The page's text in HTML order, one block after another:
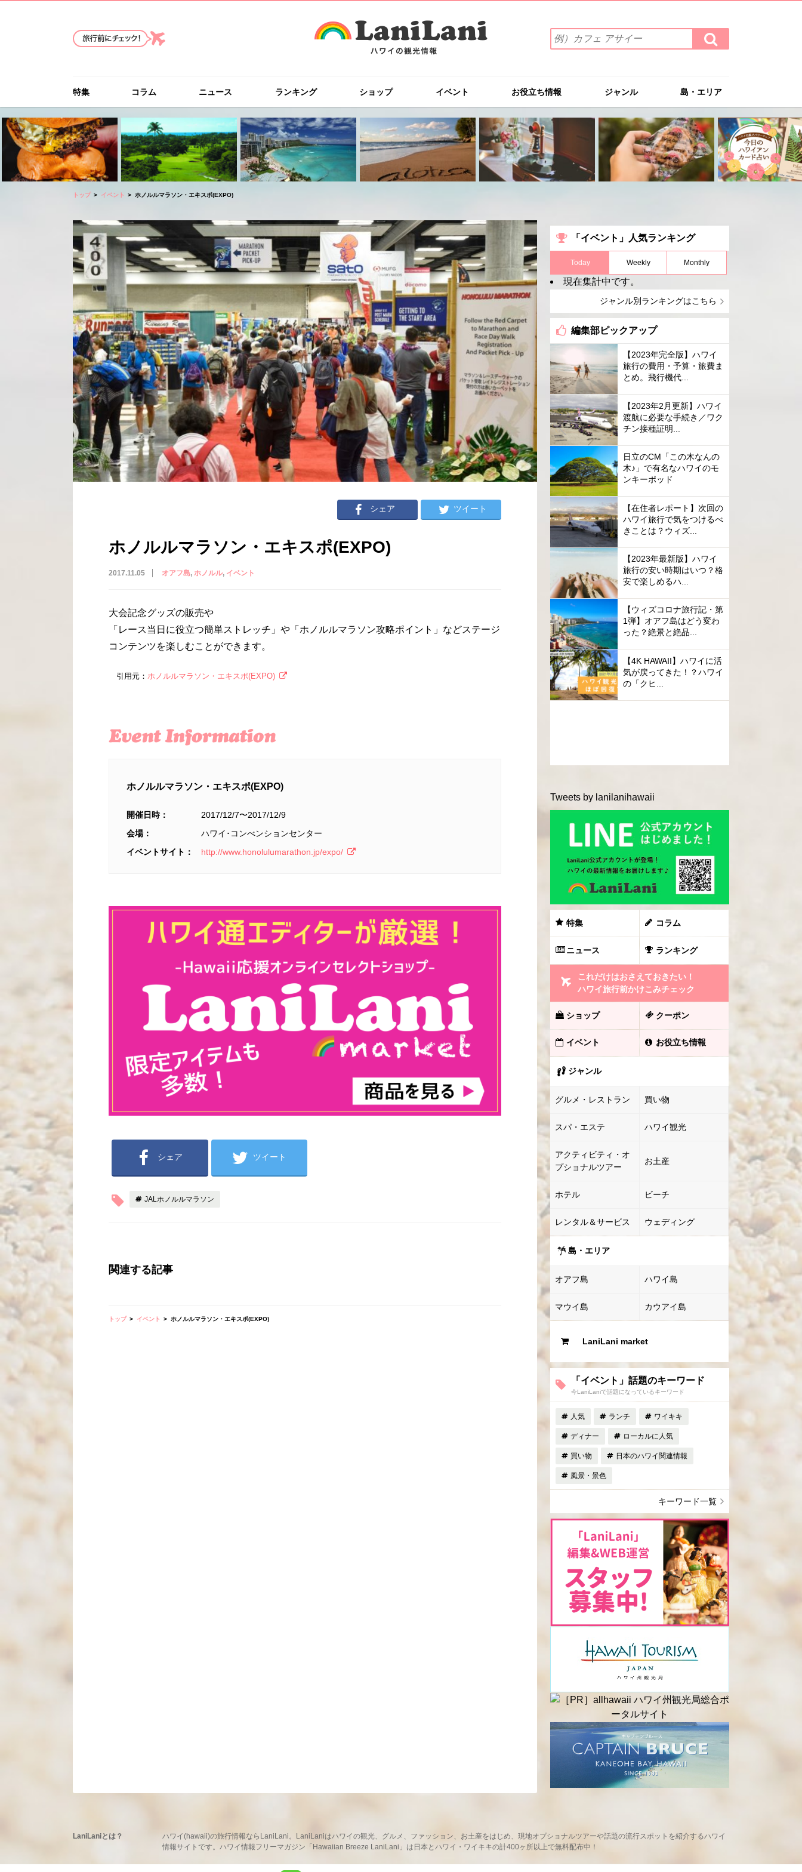
索
ワ
を
入
力
(例）
カ
フ
ェ
イ
ー
検
索
す
特集 コラム ニュース ランキング ショップ イベント お役立ち情報 ジャンル 島・エリア
トップ イベント ホノルルマラソン・エキスポ(EXPO)
シェア ツイート
ホノルルマラソン・エキスポ(EXPO)
2017.11.05 オアフ島 ホノルル イベント
大会記念グッズの販売や
「レース当日に役立つ簡単ストレッチ」や「ホノルルマラソン攻略ポイント」などステージ
コンテンツを楽しむことができます。
引用元： ホノルルマラソン・エキスポ(EXPO)
ホノルルマラソン・エキスポ(EXPO)
開催日時：
2017/12/7〜2017/12/9
会場：
ハワイ･コンべンションセンター
イベントサイト：
http://www.honolulumarathon.jp/expo/
シェア ツイート
JALホノルルマラソン
関連する記事
トップ イベント ホノルルマラソン・エキスポ(EXPO)
「イベント」人気ランキング
Today Weekly Monthly
現在集計中です。
ジャンル別ランキングはこちら
編集部ピックアップ
【2023年完全版】ハワイ
旅行の費用・予算・旅費ま
とめ。飛行機代...
【2023年2月更新】ハワイ
渡航に必要な手続き／ワク
チン接種証明...
日立のCM「この木なんの
木♪」で有名なハワイのモ
ンキーポッド
【在住者レポート】次回の
ハワイ旅行で気をつけるべ
きことは？ウィズ...
【2023年最新版】ハワイ
旅行の安い時期はいつ？格
安で楽しめるハ...
【ウィズコロナ旅行記・第
1弾】オアフ島はどう変わ
った？絶景と絶品...
【4K HAWAII】ハワイに活
気が戻ってきた！？ハワイ
の「クヒ...
Tweets by lanilanihawaii
特集 コラム
ニュース ランキング
これだけはおさえておきたい！
ハワイ旅行前かけこみチェック
ショップ クーポン
イベント お役立ち情報
ジャンル
グルメ・レストラン 買い物
スパ・エステ ハワイ観光
アクティビティ・オ
プショナルツアー
お土産
ホテル ビーチ
レンタル＆サービス ウェディング
島・エリア
オアフ島 ハワイ島
マウイ島 カウアイ島
LaniLani market
「イベント」話題のキーワード
今LaniLaniで話題になっているキーワード
人気 ランチ ワイキキ
ディナー ローカルに人気
買い物 日本のハワイ関連情報
風景・景色
キーワード一覧
LaniLaniとは？
ハワイ(hawaii)の旅行情報ならLaniLani。LaniLaniはハワイの観光、グルメ、ファッション、お土産をはじめ、現地オプショナルツアーや話題の流行スポットを紹介するハワイ
情報サイトです。ハワイ情報フリーマガジン「Hawaiian Breeze LaniLani」は日本とハワイ・ワイキキの計400ヶ所以上で無料配布中！